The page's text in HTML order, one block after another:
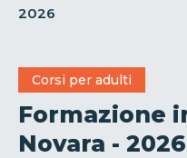
2026
Corsi per adulti
Formazione
Novara - 2026